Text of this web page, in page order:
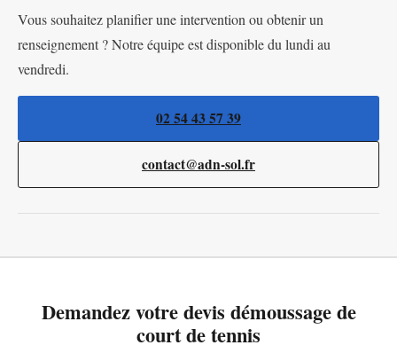
Vous souhaitez planifier une intervention ou obtenir un
renseignement ? Notre équipe est disponible du lundi au
vendredi.
02 54 43 57 39
contact@adn-sol.fr
Demandez votre devis démoussage de
court de tennis